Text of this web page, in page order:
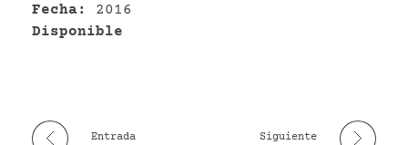
Fecha:
2016
Disponible
Entrada
Siguiente